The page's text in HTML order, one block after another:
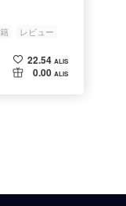
レビュー
22.54 ALIS
0.00 ALIS